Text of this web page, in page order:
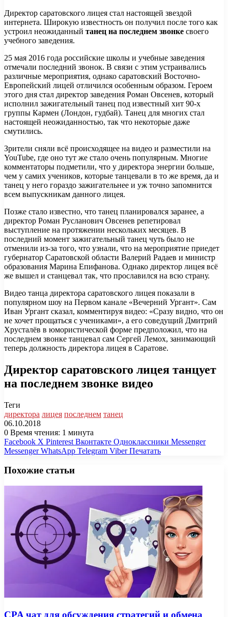
Директор саратовского лицея стал настоящей звездой
интернета. Широкую известность он получил после того как
устроил неожиданный танец на последнем звонке своего
учебного заведения.
25 мая 2016 года российские школы и учебные заведения
отмечали последний звонок. В связи с этим устраивались
различные мероприятия, однако саратовский Восточно-
Европейский лицей отличился особенным образом. Героем
этого дня стал директор заведения Роман Овсенев, который
исполнил зажигательный танец под известный хит 90-х
группы Кармен (Лондон, гудбай). Танец для многих стал
настоящей неожиданностью, так что некоторые даже
смутились.
Зрители сняли всё происходящее на видео и разместили на
YouTube, где оно тут же стало очень популярным. Многие
комментаторы подметили, что у директора энергии больше,
чем у самих учеников, которые танцевали в то же время, да и
танец у него гораздо зажигательнее и уж точно запомнится
всем выпускникам данного лицея.
Позже стало известно, что танец планировался заранее, а
директор Роман Русланович Овсенев репетировал
выступление на протяжении нескольких месяцев. В
последний момент зажигательный танец чуть было не
отменили из-за того, что узнали, что на мероприятие приедет
губернатор Саратовской области Валерий Радаев и министр
образования Марина Епифанова. Однако директор лицея всё
же вышел и станцевал так, что прославился на всю страну.
Видео танца директора саратовского лицея показали в
популярном шоу на Первом канале «Вечерний Ургант». Сам
Иван Ургант сказал, комментируя видео: «Сразу видно, что он
не хочет прощаться с учениками», а его соведущий Дмитрий
Хрусталёв в юмористической форме предположил, что на
последнем звонке танцевал сам Сергей Лемох, занимающий
теперь должность директора лицея в Саратове.
Директор саратовского лицея танцует
на последнем звонке видео
Теги
директора лицея последнем танец
06.10.2018
0 Время чтения: 1 минута
Facebook X Pinterest Вконтакте Одноклассники Messenger
Messenger WhatsApp Telegram Viber Печатать
Похожие статьи
CPA чат для обсуждения стратегий и обмена